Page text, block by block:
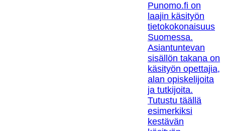
Punomo.fi on
laajin käsityön
tietokokonaisuus
Suomessa.
Asiantuntevan
sisällön takana on
käsityön opettajia,
alan opiskelijoita
ja tutkijoita.
Tutustu täällä
esimerkiksi
kestävän